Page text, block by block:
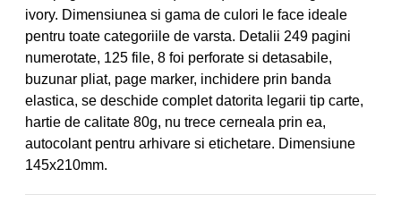
ivory. Dimensiunea si gama de culori le face ideale
pentru toate categoriile de varsta. Detalii 249 pagini
numerotate, 125 file, 8 foi perforate si detasabile,
buzunar pliat, page marker, inchidere prin banda
elastica, se deschide complet datorita legarii tip carte,
hartie de calitate 80g, nu trece cerneala prin ea,
autocolant pentru arhivare si etichetare. Dimensiune
145x210mm.